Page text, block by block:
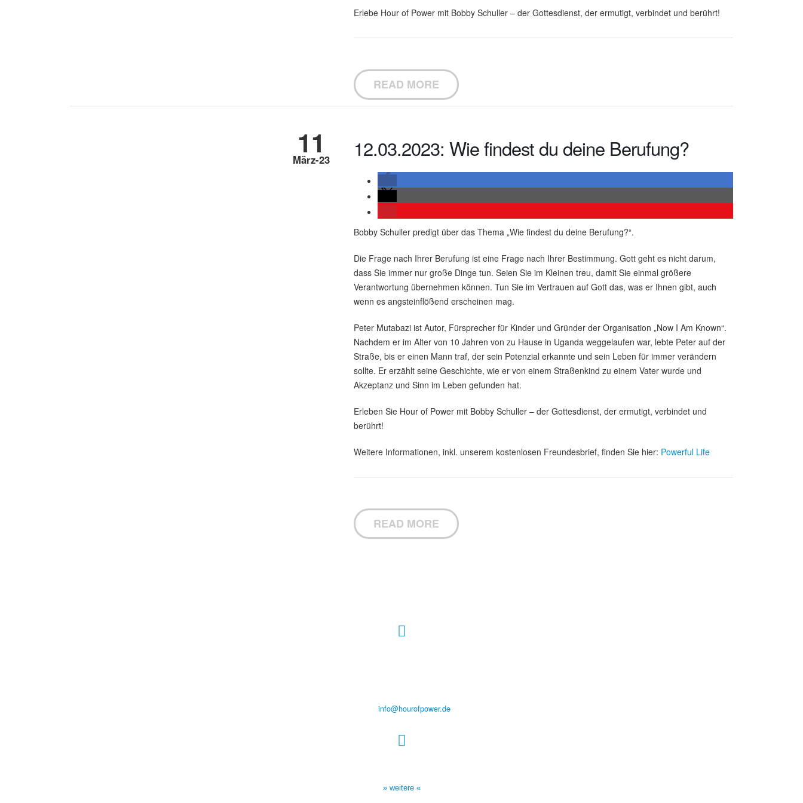
Erlebe Hour of Power mit Bobby Schuller – der Gottesdienst, der ermutigt, verbindet und berührt!
READ MORE
11
März-23 12.03.2023: Wie findest du deine Berufung?
Bobby Schuller predigt über das Thema „Wie findest du deine Berufung?“.
Die Frage nach Ihrer Berufung ist eine Frage nach Ihrer Bestimmung. Gott geht es nicht darum,
dass Sie immer nur große Dinge tun. Seien Sie im Kleinen treu, damit Sie einmal größere
Verantwortung übernehmen können. Tun Sie im Vertrauen auf Gott das, was er Ihnen gibt, auch
wenn es angsteinflößend erscheinen mag.
Peter Mutabazi ist Autor, Fürsprecher für Kinder und Gründer der Organisation „Now I Am Known“.
Nachdem er im Alter von 10 Jahren von zu Hause in Uganda weggelaufen war, lebte Peter auf der
Straße, bis er einen Mann traf, der sein Potenzial erkannte und sein Leben für immer verändern
sollte. Er erzählt seine Geschichte, wie er von einem Straßenkind zu einem Vater wurde und
Akzeptanz und Sinn im Leben gefunden hat.
Erleben Sie Hour of Power mit Bobby Schuller – der Gottesdienst, der ermutigt, verbindet und
berührt!
Weitere Informationen, inkl. unserem kostenlosen Freundesbrief, finden Sie hier: Powerful Life
READ MORE
info@hourofpower.de
» weitere «